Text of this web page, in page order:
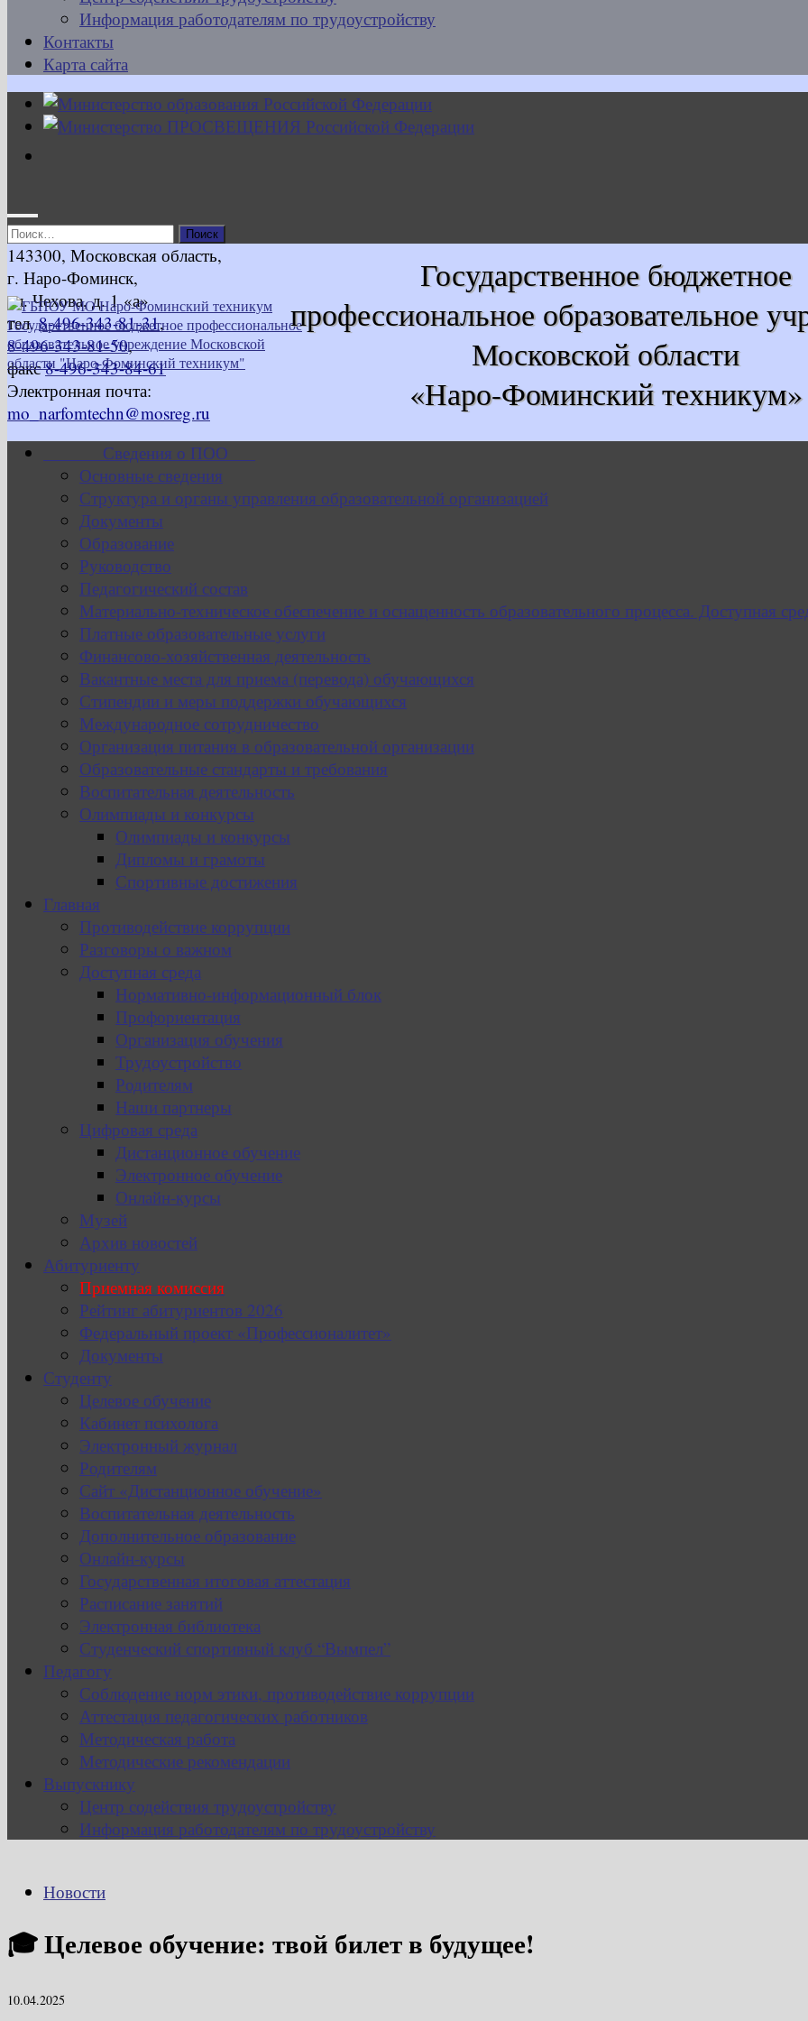
Информация работодателям по трудоустройству
Контакты
Карта сайта
Найти:
Государственное бюджетное
профессиональное образовательное
Московской области
«Наро-Фоминский техникум»
143300, Московская область,
г. Наро-Фоминск,
ул. Чехова, д. 1 «а»
тел.8-496-343-81-31,
8-496-343-81-50,
факс8-496-343-84-61
Электронная почта:
mo_narfomtechn@mosreg.ru
Сведения о ПОО
Основные сведения
Структура и органы управления образовательной организацией
Документы
Образование
Руководство
Педагогический состав
Материально-техническое обеспечение и оснащенность образовательного процесса. Доступная
Платные образовательные услуги
Финансово-хозяйственная деятельность
Вакантные места для приема (перевода) обучающихся
Стипендии и меры поддержки обучающихся
Международное сотрудничество
Организация питания в образовательной организации
Образовательные стандарты и требования
Воспитательная деятельность
Олимпиады и конкурсы
Олимпиады и конкурсы
Дипломы и грамоты
Спортивные достижения
Главная
Противодействие коррупции
Разговоры о важном
Доступная среда
Нормативно-информационный блок
Профориентация
Организация обучения
Трудоустройство
Родителям
Наши партнеры
Цифровая среда
Дистанционное обучение
Электронное обучение
Онлайн-курсы
Музей
Архив новостей
Абитуриенту
Приемная комиссия
Рейтинг абитуриентов 2026
Федеральный проект «Профессионалитет»
Документы
Студенту
Целевое обучение
Кабинет психолога
Электронный журнал
Родителям
Сайт «Дистанционное обучение»
Воспитательная деятельность
Дополнительное образование
Онлайн-курсы
Государственная итоговая аттестация
Расписание занятий
Электронная библиотека
Студенческий спортивный клуб “Вымпел”
Педагогу
Соблюдение норм этики, противодействие коррупции
Аттестация педагогических работников
Методическая работа
Методические рекомендации
Выпускнику
Центр содействия трудоустройству
Информация работодателям по трудоустройству
Новости
🎓 Целевое обучение: твой билет в будущее!
10.04.2025